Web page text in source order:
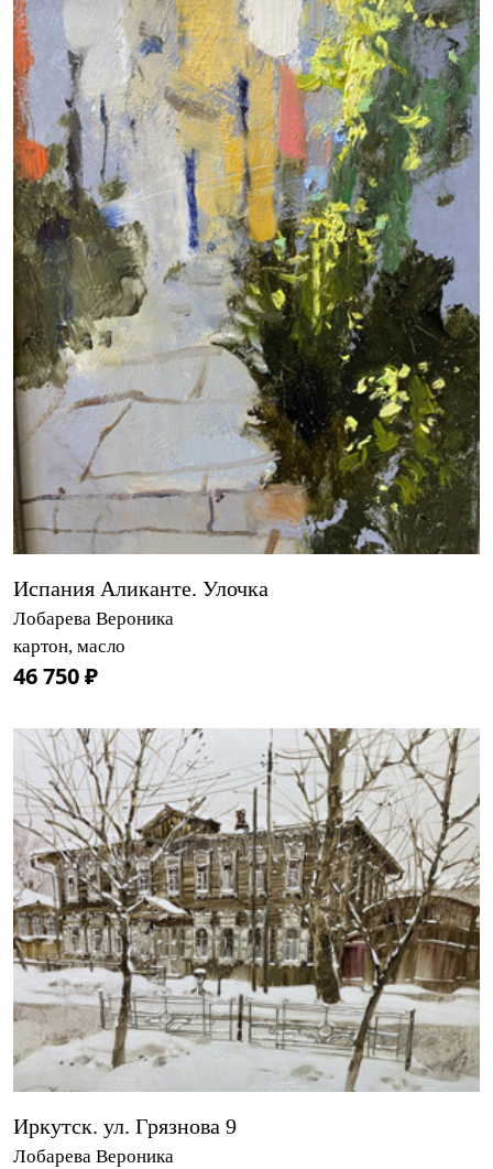
Испания Аликанте. Улочка
Лобарева Вероника
картон, масло
46 750 ₽
Иркутск. ул. Грязнова 9
Лобарева Вероника